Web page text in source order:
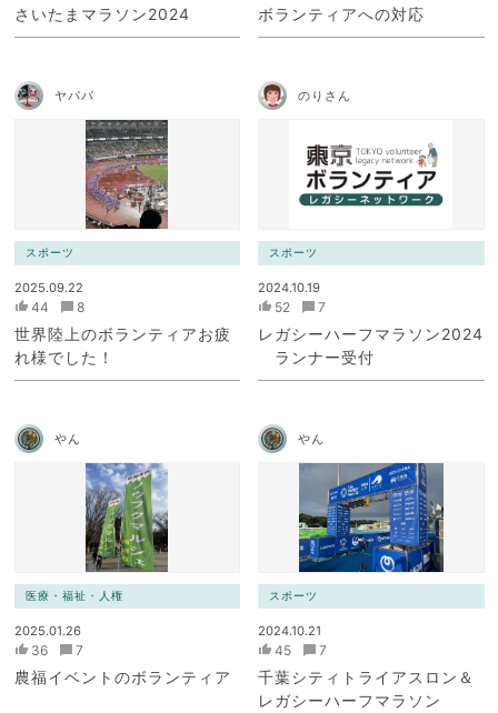
さいたまマラソン2024 ボランティアへの対応
ヤパパ
スポーツ
2025.09.22
44 8
世界陸上のボランティアお疲
れ様でした！
のりさん
スポーツ
2024.10.19
52 7
レガシーハーフマラソン2024
ランナー受付
やん
医療・福祉・人権
2025.01.26
36 7
農福イベントのボランティア
やん
スポーツ
2024.10.21
45 7
千葉シティトライアスロン＆
レガシーハーフマラソン